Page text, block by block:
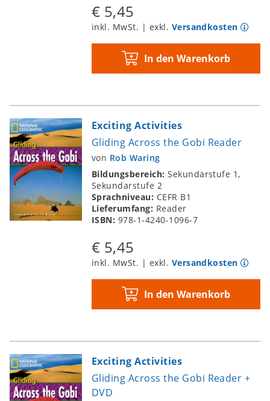
€ 5,45
inkl. MwSt. | exkl. Versandkosten
In den Warenkorb
Exciting Activities
Gliding Across the Gobi Reader
von Rob Waring
Bildungsbereich:Sekundarstufe 1,
Sekundarstufe 2
Sprachniveau: CEFR B1
Lieferumfang: Reader
ISBN: 978-1-4240-1096-7
€ 5,45
inkl. MwSt. | exkl. Versandkosten
In den Warenkorb
Exciting Activities
Gliding Across the Gobi Reader +
DVD